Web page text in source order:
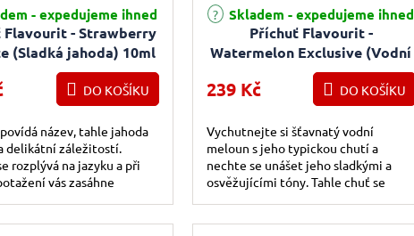
Flavourit - Strawberry
(Sladká jahoda) 10ml
- expedujeme ihned
DO KOŠÍKU
název, tahle jahoda
delikátní záležitostí.
rozplývá na jazyku a při
vás zasáhne
Příchuť Flavourit -
Watermelon Exclusive (Vodní
meloun) 10ml
Skladem - expedujeme ihned
239 Kč DO KOŠÍKU
Vychutnejte si šťavnatý vodní
meloun s jeho typickou chutí a
nechte se unášet jeho sladkými a
osvěžujícími tóny. Tahle chuť se